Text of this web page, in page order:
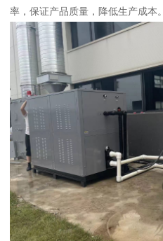
率，保证产品质量，降低生产成本。